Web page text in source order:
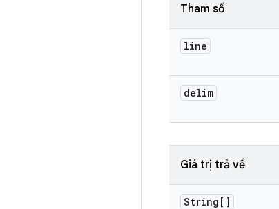
Tham số
line
delim
Giá trị trả về
String[]